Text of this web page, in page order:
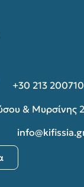
+30 213
& Μυρσίνης